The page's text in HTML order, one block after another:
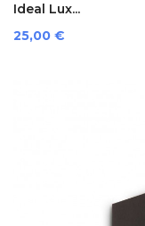
Ideal Lux...
Preis
25,00 €